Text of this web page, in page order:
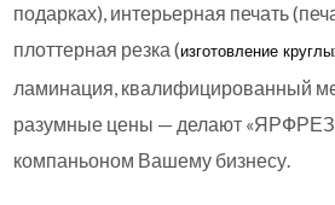
подарках), интерьерная печать
плоттерная резка (изготовление
ламинация, квалифицированный
разумные цены — делают
компаньоном Вашему бизнесу.